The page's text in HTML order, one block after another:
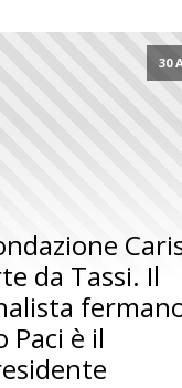
30
da Tassi. Il
Paci è il